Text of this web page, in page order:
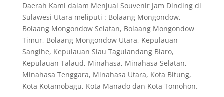
Daerah Kami dalam Menjual Souvenir Jam Dinding di
Sulawesi Utara meliputi : Bolaang Mongondow,
Bolaang Mongondow Selatan, Bolaang Mongondow
Timur, Bolaang Mongondow Utara, Kepulauan
Sangihe, Kepulauan Siau Tagulandang Biaro,
Kepulauan Talaud, Minahasa, Minahasa Selatan,
Minahasa Tenggara, Minahasa Utara, Kota Bitung,
Kota Kotamobagu, Kota Manado dan Kota Tomohon.